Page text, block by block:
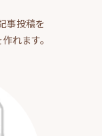
事投稿を
れます。